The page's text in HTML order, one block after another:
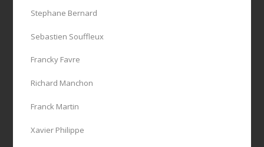
Stephane Bernard
Sebastien Souffleux
Francky Favre
Richard Manchon
Franck Martin
Xavier Philippe